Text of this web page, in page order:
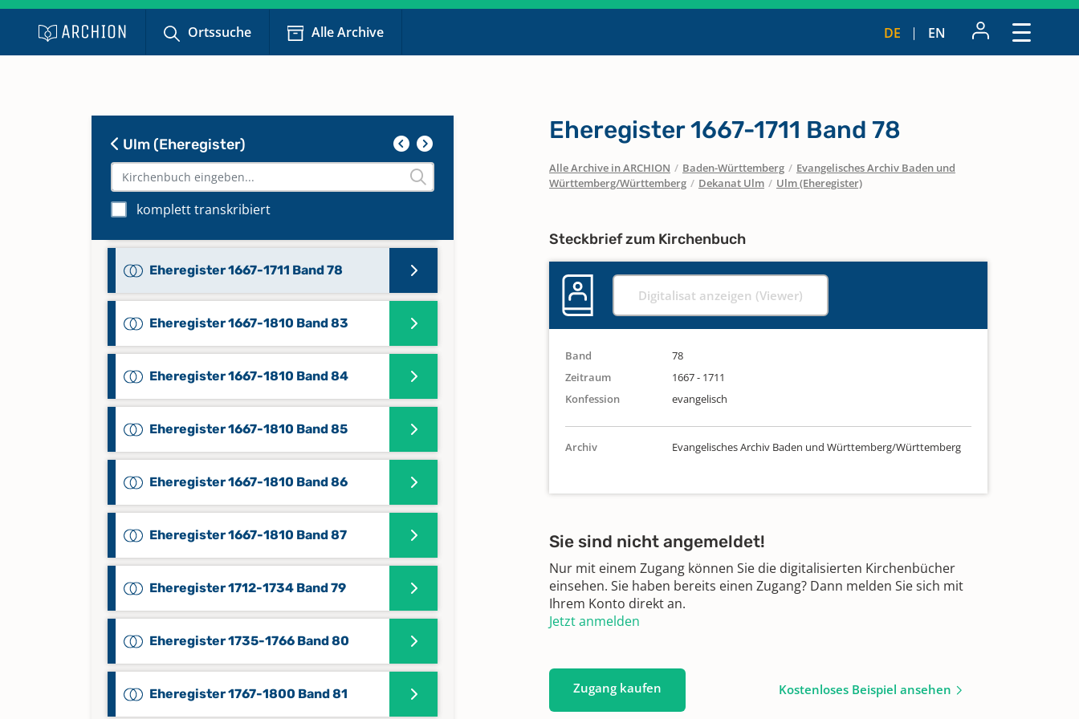
Ortssuche Alle Archive DE EN
Ulm (Eheregister)
komplett transkribiert
Eheregister 1561-1666 Band 75
Eheregister 1561-1666 Band 76
Eheregister 1585-1630 Band 71
Eheregister 1631-1666 Band 72
Eheregister 1667-1711 Band 78
Eheregister 1667-1810 Band 83
Eheregister 1667-1810 Band 84
Eheregister 1667-1810 Band 85
Eheregister 1667-1810 Band 86
Eheregister 1667-1810 Band 87
Eheregister 1712-1734 Band 79
Eheregister 1735-1766 Band 80
Eheregister 1767-1800 Band 81
Eheregister 1667-1711 Band 78
Alle Archive in ARCHION / Baden-Württemberg / Evangelisches Archiv Baden und
Württemberg/Württemberg / Dekanat Ulm / Ulm (Eheregister)
Steckbrief zum Kirchenbuch
Digitalisat anzeigen (Viewer)
Band
78
Zeitraum
1667 - 1711
Konfession
evangelisch
Archiv Evangelisches Archiv Baden und Württemberg/Württemberg
Sie sind nicht angemeldet!
Nur mit einem Zugang können Sie die digitalisierten Kirchenbücher
einsehen. Sie haben bereits einen Zugang? Dann melden Sie sich mit
Ihrem Konto direkt an.
Jetzt anmelden
Zugang kaufen Kostenloses Beispiel ansehen